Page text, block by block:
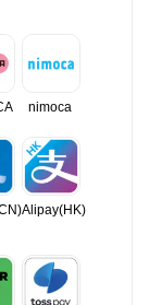
nimoca
Alipay(HK)